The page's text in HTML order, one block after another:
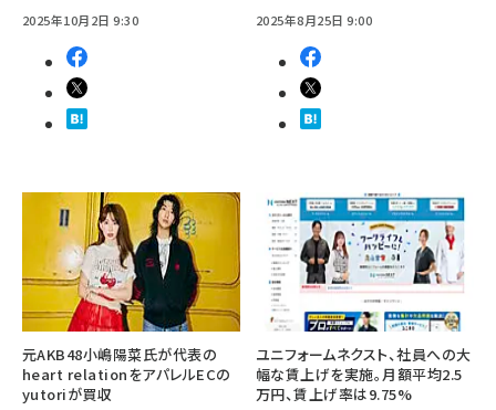
2025年10月2日 9:30 2025年8月25日 9:00
元AKB48小嶋陽菜氏が代表の
heart relationをアパレルECの
yutoriが買収
ユニフォームネクスト、社員への大
幅な賃上げを実施。月額平均2.5
万円、賃上げ率は9.75%